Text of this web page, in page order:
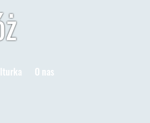
O nas